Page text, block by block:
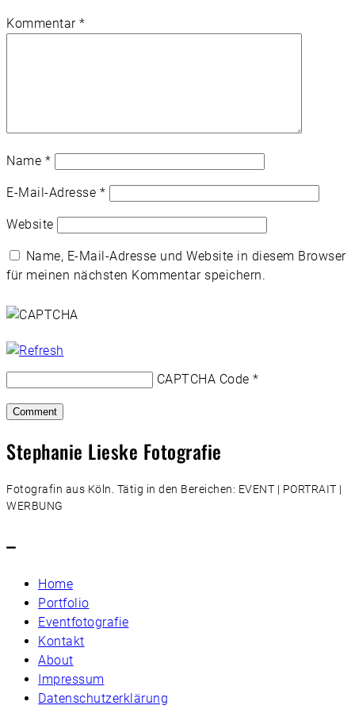
Kommentar *
Name *
E-Mail-Adresse *
Website
Name, E-Mail-Adresse und Website in diesem Browser
für meinen nächsten Kommentar speichern.
CAPTCHA Code *
Stephanie Lieske Fotografie
Fotografin aus Köln. Tätig in den Bereichen: EVENT | PORTRAIT |
WERBUNG
–
Home
Portfolio
Eventfotografie
Kontakt
About
Impressum
Datenschutzerklärung